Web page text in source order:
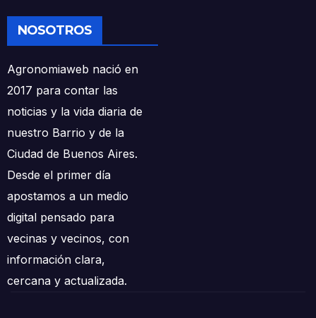
NOSOTROS
Agronomiaweb nació en
2017 para contar las
noticias y la vida diaria de
nuestro Barrio y de la
Ciudad de Buenos Aires.
Desde el primer día
apostamos a un medio
digital pensado para
vecinas y vecinos, con
información clara,
cercana y actualizada.